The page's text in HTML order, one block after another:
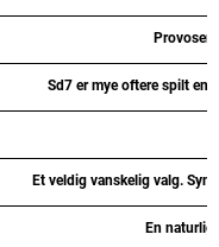
Sd7 er mye oftere spilt
Et veldig vanskelig valg.
En